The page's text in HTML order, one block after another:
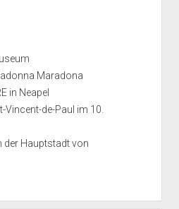
Maradona
in Neapel
Vincent-de-Paul im 10.
der Hauptstadt von